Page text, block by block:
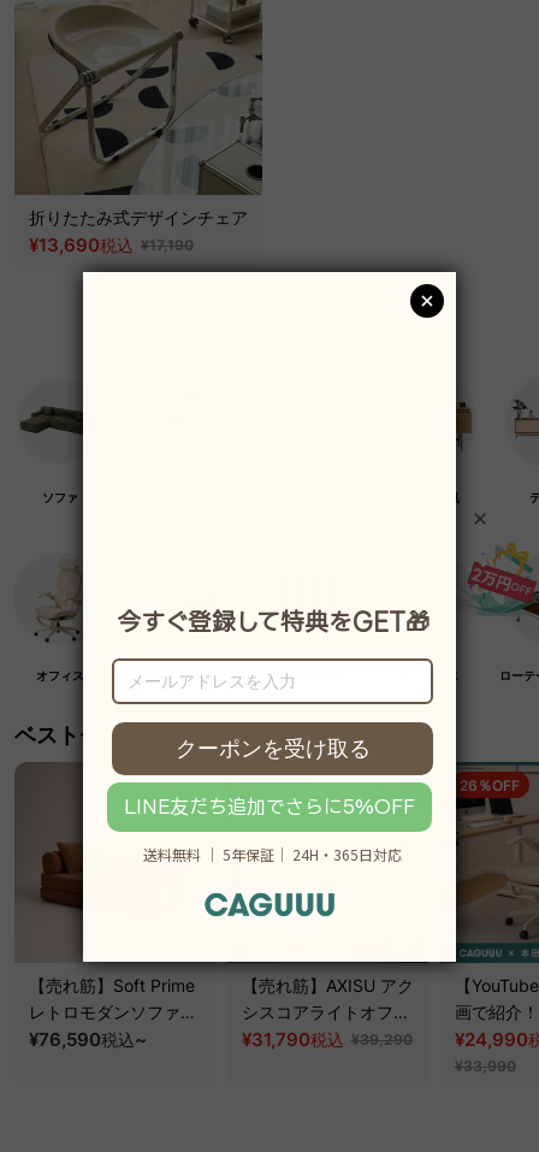
折りたたみ式デザインチェア
¥13,690税込 ¥17,190
ソファ デスク・机
オフィス クラフト紙家具 高級木材家具 マットレス ロー
ベストセラー
【売れ筋】Soft Prime
レトロモダンソファベ
ッド｜20色以上から選
¥76,590税込~
19％OFF
【売れ筋】AXISU アク
シスコアライトオフィ
スチェア
¥31,790税込 ¥39,290
26％OFF
【
画で紹介
クシスエ
オフィス
¥24,990
¥33,990